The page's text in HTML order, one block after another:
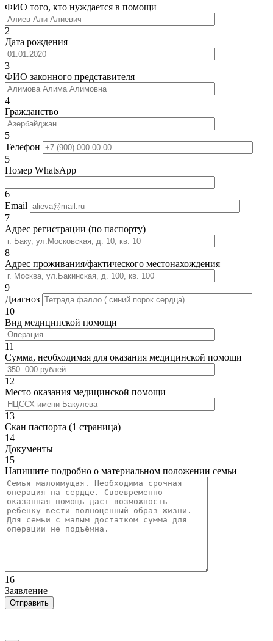
ФИО того, кто нуждается в помощи
2
Дата рождения
3
ФИО законного представителя
4
Гражданство
5
Телефон
5
Номер WhatsApp
6
Email
7
Адрес регистрации (по паспорту)
8
Адрес проживания/фактического местонахождения
9
Диагноз
10
Вид медицинской помощи
11
Сумма, необходимая для оказания медицинской помощи
12
Место оказания медицинской помощи
13
Скан паспорта (1 страница)
14
Документы
15
Напишите подробно о материальном положении семьи
16
Заявление